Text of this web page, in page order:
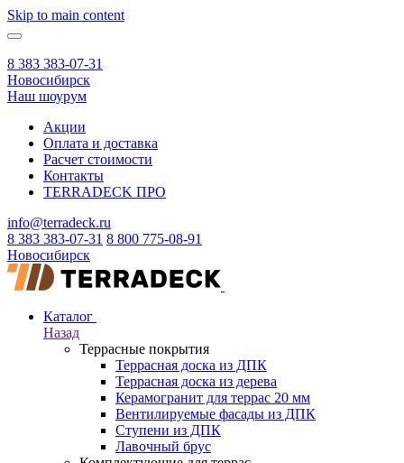
Skip to main content
8 383 383-07-31
Новосибирск
Наш шоурум
Акции
Оплата и доставка
Расчет стоимости
Контакты
TERRADECK ПРО
info@terradeck.ru
8 383 383-07-31 8 800 775-08-91
Новосибирск
Каталог
Назад
Террасные покрытия
Террасная доска из ДПК
Террасная доска из дерева
Керамогранит для террас 20 мм
Вентилируемые фасады из ДПК
Ступени из ДПК
Лавочный брус